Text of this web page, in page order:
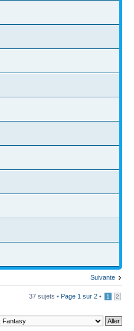
Suivante
37 sujets • Page 1 sur 2 • 1 2